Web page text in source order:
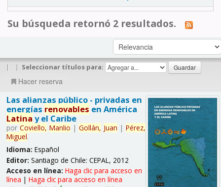
Su búsqueda retornó 2 resultados.
| | Seleccionar títulos para:
Hacer reserva
Las alianzas público - privadas en
energías renovables en América
Latina y el Caribe
por Coviello, Manlio | Gollán, Juan | Pérez,
Miguel.
Idioma: Español
Editor: Santiago de Chile: CEPAL, 2012
Acceso en línea: Haga clic para acceso en
línea | Haga clic para acceso en línea